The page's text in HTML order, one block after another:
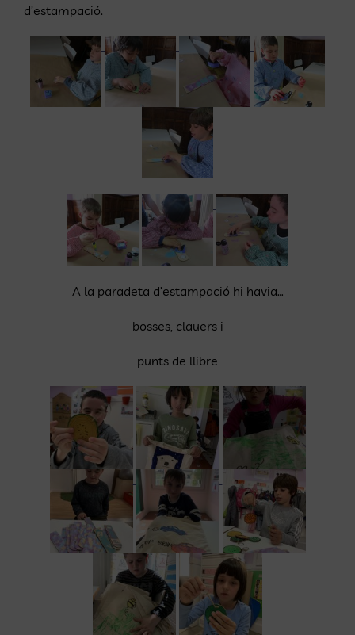
d’estampació.
A la paradeta d’estampació hi havia…
bosses, clauers i
punts de llibre